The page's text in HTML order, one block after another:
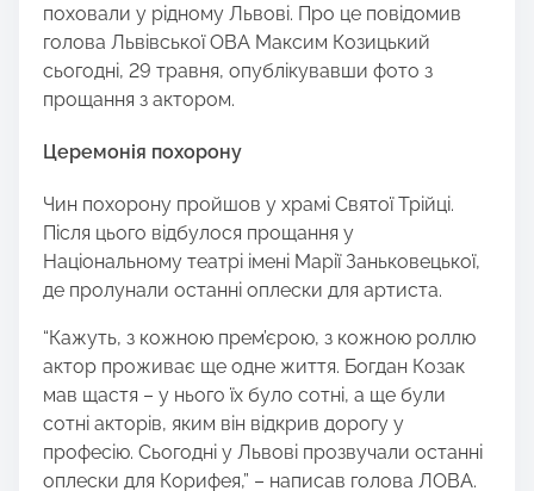
n
:
поховали у рідному Львові. Про це повідомив
голова Львівської ОВА Максим Козицький
сьогодні, 29 травня, опублікувавши фото з
прощання з актором.
Церемонія похорону
Чин похорону пройшов у храмі Святої Трійці.
Після цього відбулося прощання у
Національному театрі імені Марії Заньковецької,
де пролунали останні оплески для артиста.
“Кажуть, з кожною прем’єрою, з кожною роллю
актор проживає ще одне життя. Богдан Козак
мав щастя – у нього їх було сотні, а ще були
сотні акторів, яким він відкрив дорогу у
професію. Сьогодні у Львові прозвучали останні
оплески для Корифея,” – написав голова ЛОВА.